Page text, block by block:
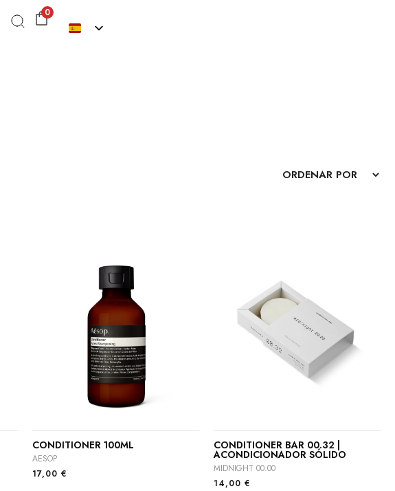
0
CONDITIONER 100ML
AESOP
17,00 €
CONDITIONER BAR 00.32 |
ACONDICIONADOR SÓLIDO
MIDNIGHT 00.00
14,00 €